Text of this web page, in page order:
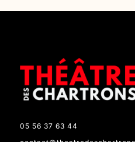
05 56 37 63 44